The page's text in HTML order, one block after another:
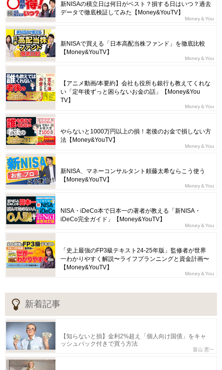
新NISAの積立日は何日がベスト？損する日はいつ？過去
データで徹底検証してみた【Money&YouTV】
Money＆You
新NISAで買える「日本高配当株ファンド」を徹底比較
【Money&YouTV】
Money＆You
【アニメ動画/本要約】会社も役所も銀行も教えてくれな
い「定年後ずっと困らないお金の話」【Money&You
TV】
Money＆You
やらないと1000万円以上の損！老後のお金で損しない方
法【Money&YouTV】
Money＆You
新NISA、マネーコンサルタント頼藤太希ならこう使う
【Money&YouTV】
Money＆You
NISA・iDeCo本で日本一の著者が教える「新NISA・
iDeCo完全ガイド」【Money&YouTV】
Money＆You
「史上最強のFP3級テキスト24-25年版」監修者が世界
一わかりやすく解説〜ライフプランニングと資金計画〜
【Money&YouTV】
Money＆You
新着記事
【知らないと損】金利2%超え「個人向け国債」をキャ
ッシュバック付きで買う方法
畠山 憲一